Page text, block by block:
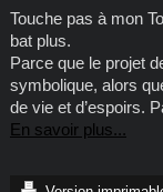
Touche pas à mon
bat plus.
Parce que le projet
symbolique, alors
de vie et d’espoirs.
En savoir plus...